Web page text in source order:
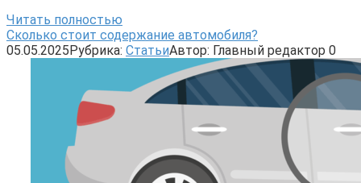
Читать полностью
Сколько стоит содержание автомобиля?
05.05.2025Рубрика: СтатьиАвтор: Главный редактор 0